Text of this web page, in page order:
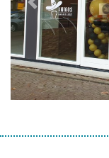
Previous